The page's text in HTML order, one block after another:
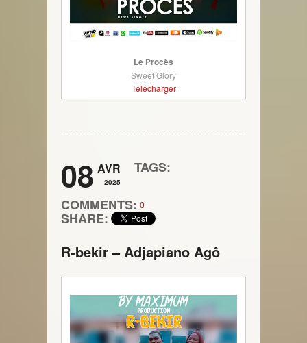
Le Procès
Sweet Glory
Télécharger
08 AVR
2025
TAGS:
COMMENTS: 0
SHARE:
R-bekir – Adjapiano Agô